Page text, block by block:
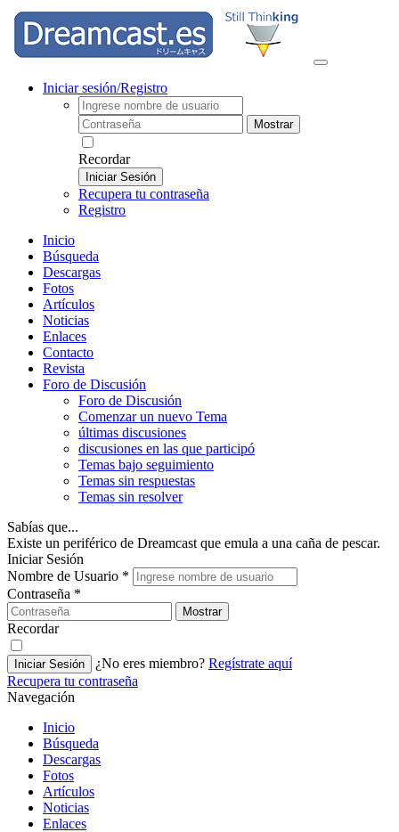
Iniciar sesión/Registro
Mostrar
Recordar
Iniciar Sesión
Recupera tu contraseña
Registro
Inicio
Búsqueda
Descargas
Fotos
Artículos
Noticias
Enlaces
Contacto
Revista
Foro de Discusión
Foro de Discusión
Comenzar un nuevo Tema
últimas discusiones
discusiones en las que participó
Temas bajo seguimiento
Temas sin respuestas
Temas sin resolver
Sabías que...
Existe un periférico de Dreamcast que emula a una caña de pescar.
Iniciar Sesión
Nombre de Usuario *
Contraseña *
Mostrar
Recordar
Iniciar Sesión ¿No eres miembro? Regístrate aquí
Recupera tu contraseña
Navegación
Inicio
Búsqueda
Descargas
Fotos
Artículos
Noticias
Enlaces